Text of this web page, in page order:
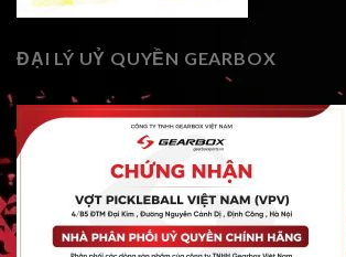
ĐẠI LÝ UỶ QUYỀN GEARBOX